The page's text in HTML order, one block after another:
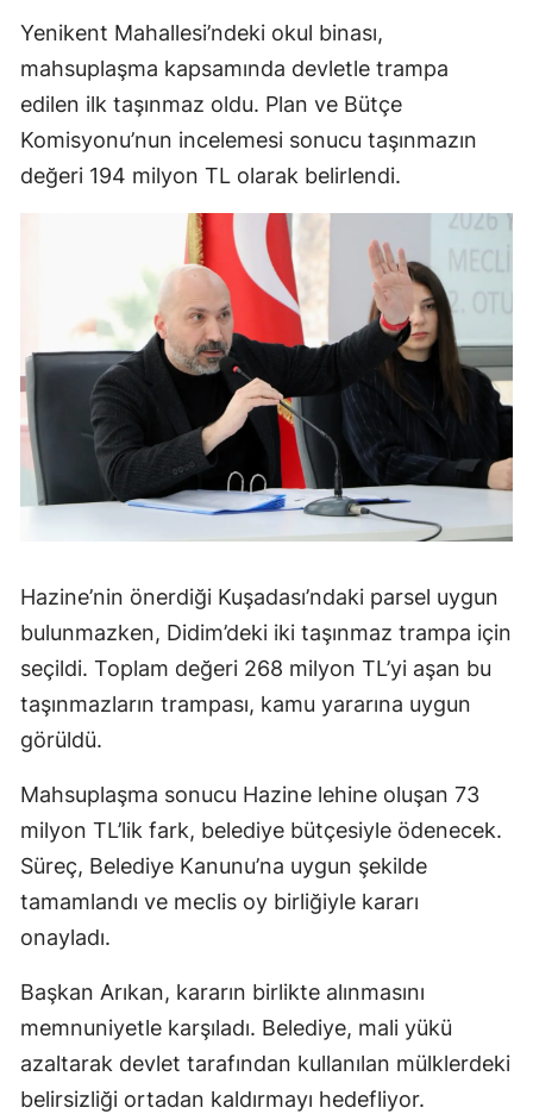
Yenikent Mahallesi’ndeki okul binası,
mahsuplaşma kapsamında devletle trampa
edilen ilk taşınmaz oldu. Plan ve Bütçe
Komisyonu’nun incelemesi sonucu taşınmazın
değeri 194 milyon TL olarak belirlendi.
Hazine’nin önerdiği Kuşadası’ndaki parsel uygun
bulunmazken, Didim’deki iki taşınmaz trampa için
seçildi. Toplam değeri 268 milyon TL’yi aşan bu
taşınmazların trampası, kamu yararına uygun
görüldü.
Mahsuplaşma sonucu Hazine lehine oluşan 73
milyon TL’lik fark, belediye bütçesiyle ödenecek.
Süreç, Belediye Kanunu’na uygun şekilde
tamamlandı ve meclis oy birliğiyle kararı
onayladı.
Başkan Arıkan, kararın birlikte alınmasını
memnuniyetle karşıladı. Belediye, mali yükü
azaltarak devlet tarafından kullanılan mülklerdeki
belirsizliği ortadan kaldırmayı hedefliyor.